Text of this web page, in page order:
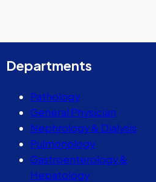
Departments
Pathology
General Physician
Nephrology & Dialysis
Pulmonology
Gastroenterology &
Hepatology